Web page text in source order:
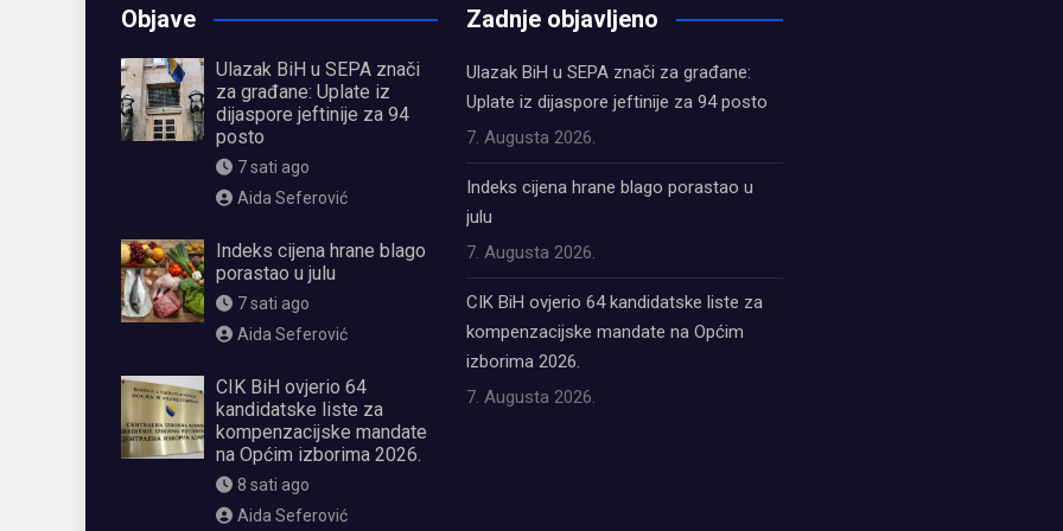
Objave
Ulazak BiH u SEPA znači
za građane: Uplate iz
dijaspore jeftinije za 94
posto
7 sati ago
Aida Seferović
Indeks cijena hrane blago
porastao u julu
7 sati ago
Aida Seferović
CIK BiH ovjerio 64
kandidatske liste za
kompenzacijske mandate
na Općim izborima 2026.
8 sati ago
Aida Seferović
Zadnje objavljeno
Ulazak BiH u SEPA znači za građane:
Uplate iz dijaspore jeftinije za 94 posto
7. Augusta 2026.
Indeks cijena hrane blago porastao u
julu
7. Augusta 2026.
CIK BiH ovjerio 64 kandidatske liste za
kompenzacijske mandate na Općim
izborima 2026.
7. Augusta 2026.